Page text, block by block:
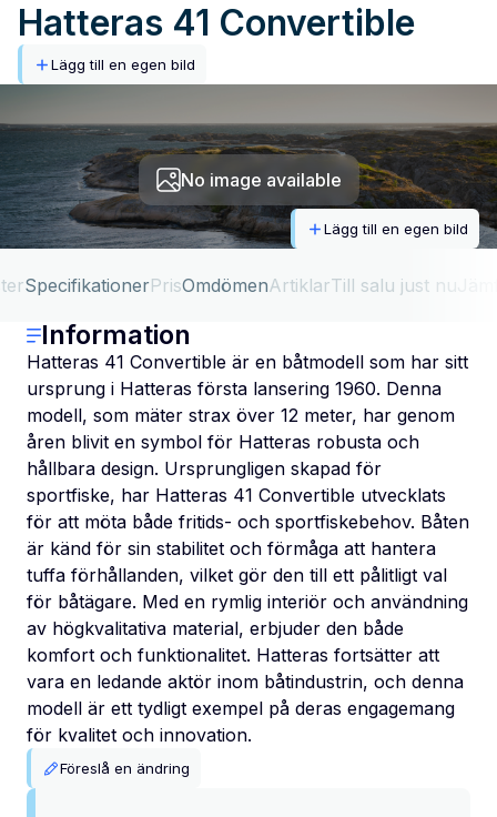
Hatteras 41 Convertible
Lägg till en egen bild
No image available
Lägg till en egen bild
SpecifikationerPrisOmdömenArtiklarTill salu just nu
Information
Hatteras 41 Convertible är en båtmodell som har sitt
ursprung i Hatteras första lansering 1960. Denna
modell, som mäter strax över 12 meter, har genom
åren blivit en symbol för Hatteras robusta och
hållbara design. Ursprungligen skapad för
sportfiske, har Hatteras 41 Convertible utvecklats
för att möta både fritids- och sportfiskebehov. Båten
är känd för sin stabilitet och förmåga att hantera
tuffa förhållanden, vilket gör den till ett pålitligt val
för båtägare. Med en rymlig interiör och användning
av högkvalitativa material, erbjuder den både
komfort och funktionalitet. Hatteras fortsätter att
vara en ledande aktör inom båtindustrin, och denna
modell är ett tydligt exempel på deras engagemang
för kvalitet och innovation.
Föreslå en ändring